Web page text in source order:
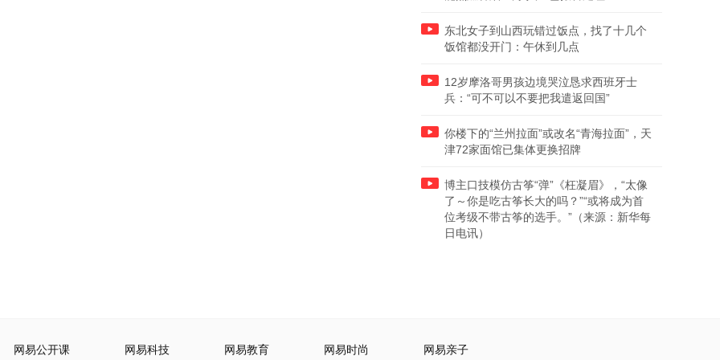
东北女子到山西玩错过饭点，找了十几个
饭馆都没开门：午休到几点
12岁摩洛哥男孩边境哭泣恳求西班牙士
兵：“可不可以不要把我遣返回国”
你楼下的“兰州拉面”或改名“青海拉面”，天
津72家面馆已集体更换招牌
博主口技模仿古筝“弹”《枉凝眉》，“太像
了～你是吃古筝长大的吗？”“或将成为首
位考级不带古筝的选手。”（来源：新华每
日电讯）
网易公开课 网易科技 网易教育 网易时尚 网易亲子